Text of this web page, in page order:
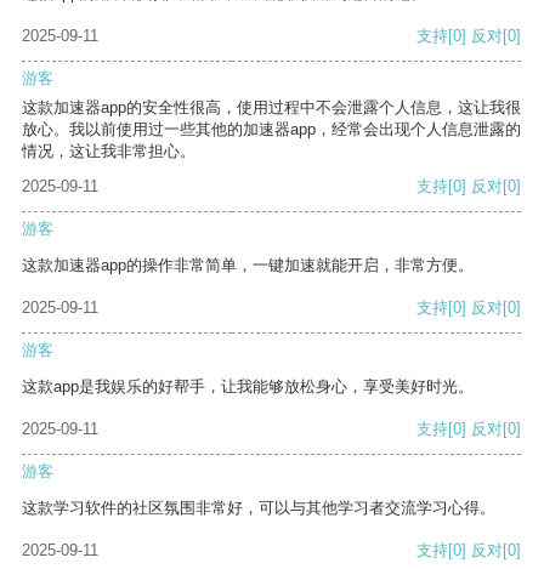
2025-09-11 支持[0] 反对[0]
游客
这款加速器app的安全性很高，使用过程中不会泄露个人信息，这让我很
放心。我以前使用过一些其他的加速器app，经常会出现个人信息泄露的
情况，这让我非常担心。
2025-09-11
支持[0] 反对[0]
游客
这款加速器app的操作非常简单，一键加速就能开启，非常方便。
2025-09-11 支持[0] 反对[0]
游客
这款app是我娱乐的好帮手，让我能够放松身心，享受美好时光。
2025-09-11 支持[0] 反对[0]
游客
这款学习软件的社区氛围非常好，可以与其他学习者交流学习心得。
2025-09-11 支持[0] 反对[0]